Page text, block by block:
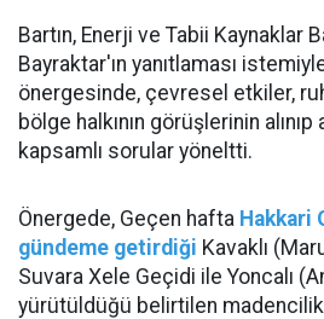
Bartın, Enerji ve Tabii Kaynaklar
Bayraktar'ın yanıtlaması
önergesinde, çevresel etkiler,
bölge halkının görüşlerinin alınıp
kapsamlı sorular yöneltti.
Önergede, Geçen hafta Hakkari
gündeme getirdiği Kavaklı
Suvara Xele Geçidi ile Yoncalı
yürütüldüğü belirtilen